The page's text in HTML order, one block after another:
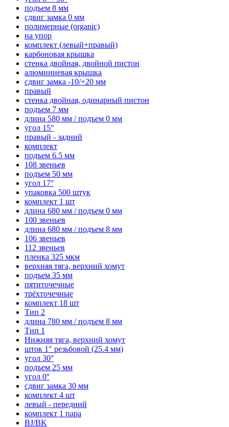
подъем 8 мм
сдвиг замка 0 мм
полимерные (organic)
на упор
комплект (левый+правый)
карбоновая крышка
стенка двойная, двойной пистон
алюминиевая крышка
сдвиг замка -10/+20 мм
правый
стенка двойная, одинарный пистон
подъем 7 мм
длина 580 мм / подъем 0 мм
угол 15°
правый - задний
комплект
подъем 6.5 мм
108 звеньев
подъем 50 мм
угол 17°
упаковка 500 штук
комплект 1 шт
длина 680 мм / подъем 0 мм
100 звеньев
длина 680 мм / подъем 8 мм
106 звеньев
112 звеньев
пленка 325 мкм
верхняя тяга, верхний хомут
подъем 35 мм
пятиточечные
трёхточечные
комплект 18 шт
Тип 2
длина 780 мм / подъем 8 мм
Тип 1
Нижняя тяга, верхний хомут
шток 1" резьбовой (25.4 мм)
угол 30°
подъем 25 мм
угол 0°
сдвиг замка 30 мм
комплект 4 шт
левый - передний
комплект 1 пара
BJ/BK